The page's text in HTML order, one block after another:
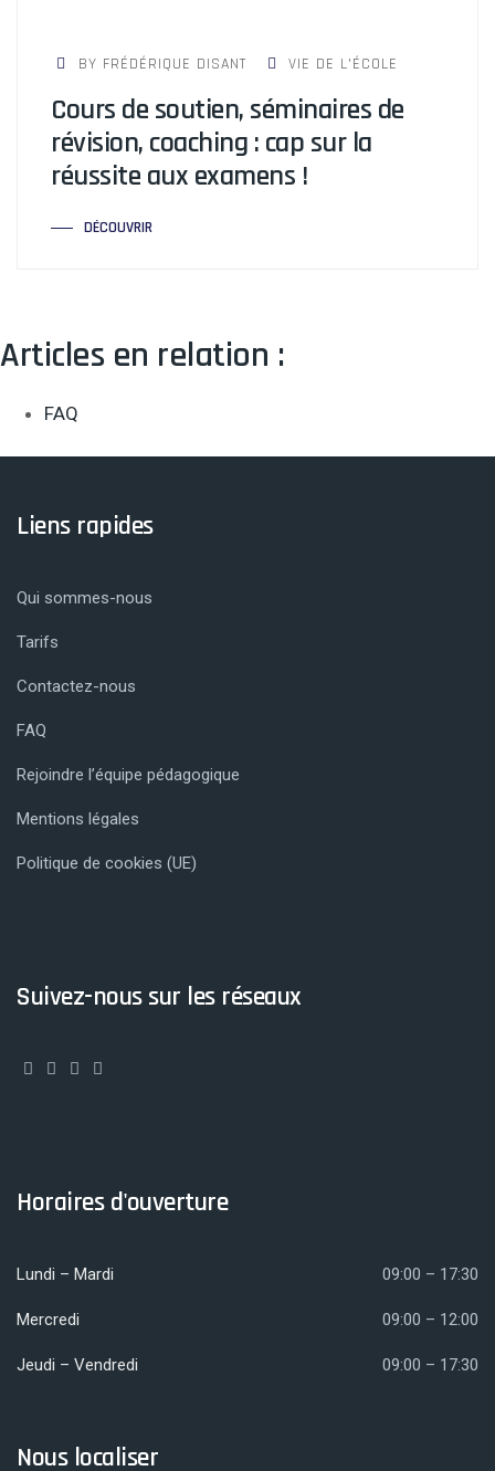
BY FRÉDÉRIQUE DISANT VIE DE L'ÉCOLE
Cours de soutien, séminaires de
révision, coaching : cap sur la
réussite aux examens !
DÉCOUVRIR
Articles en relation :
FAQ
Liens rapides
Qui sommes-nous
Tarifs
Contactez-nous
FAQ
Rejoindre l’équipe pédagogique
Mentions légales
Politique de cookies (UE)
Suivez-nous sur les réseaux
Horaires d'ouverture
Lundi – Mardi 09:00 – 17:30
Mercredi 09:00 – 12:00
Jeudi – Vendredi 09:00 – 17:30
Nous localiser